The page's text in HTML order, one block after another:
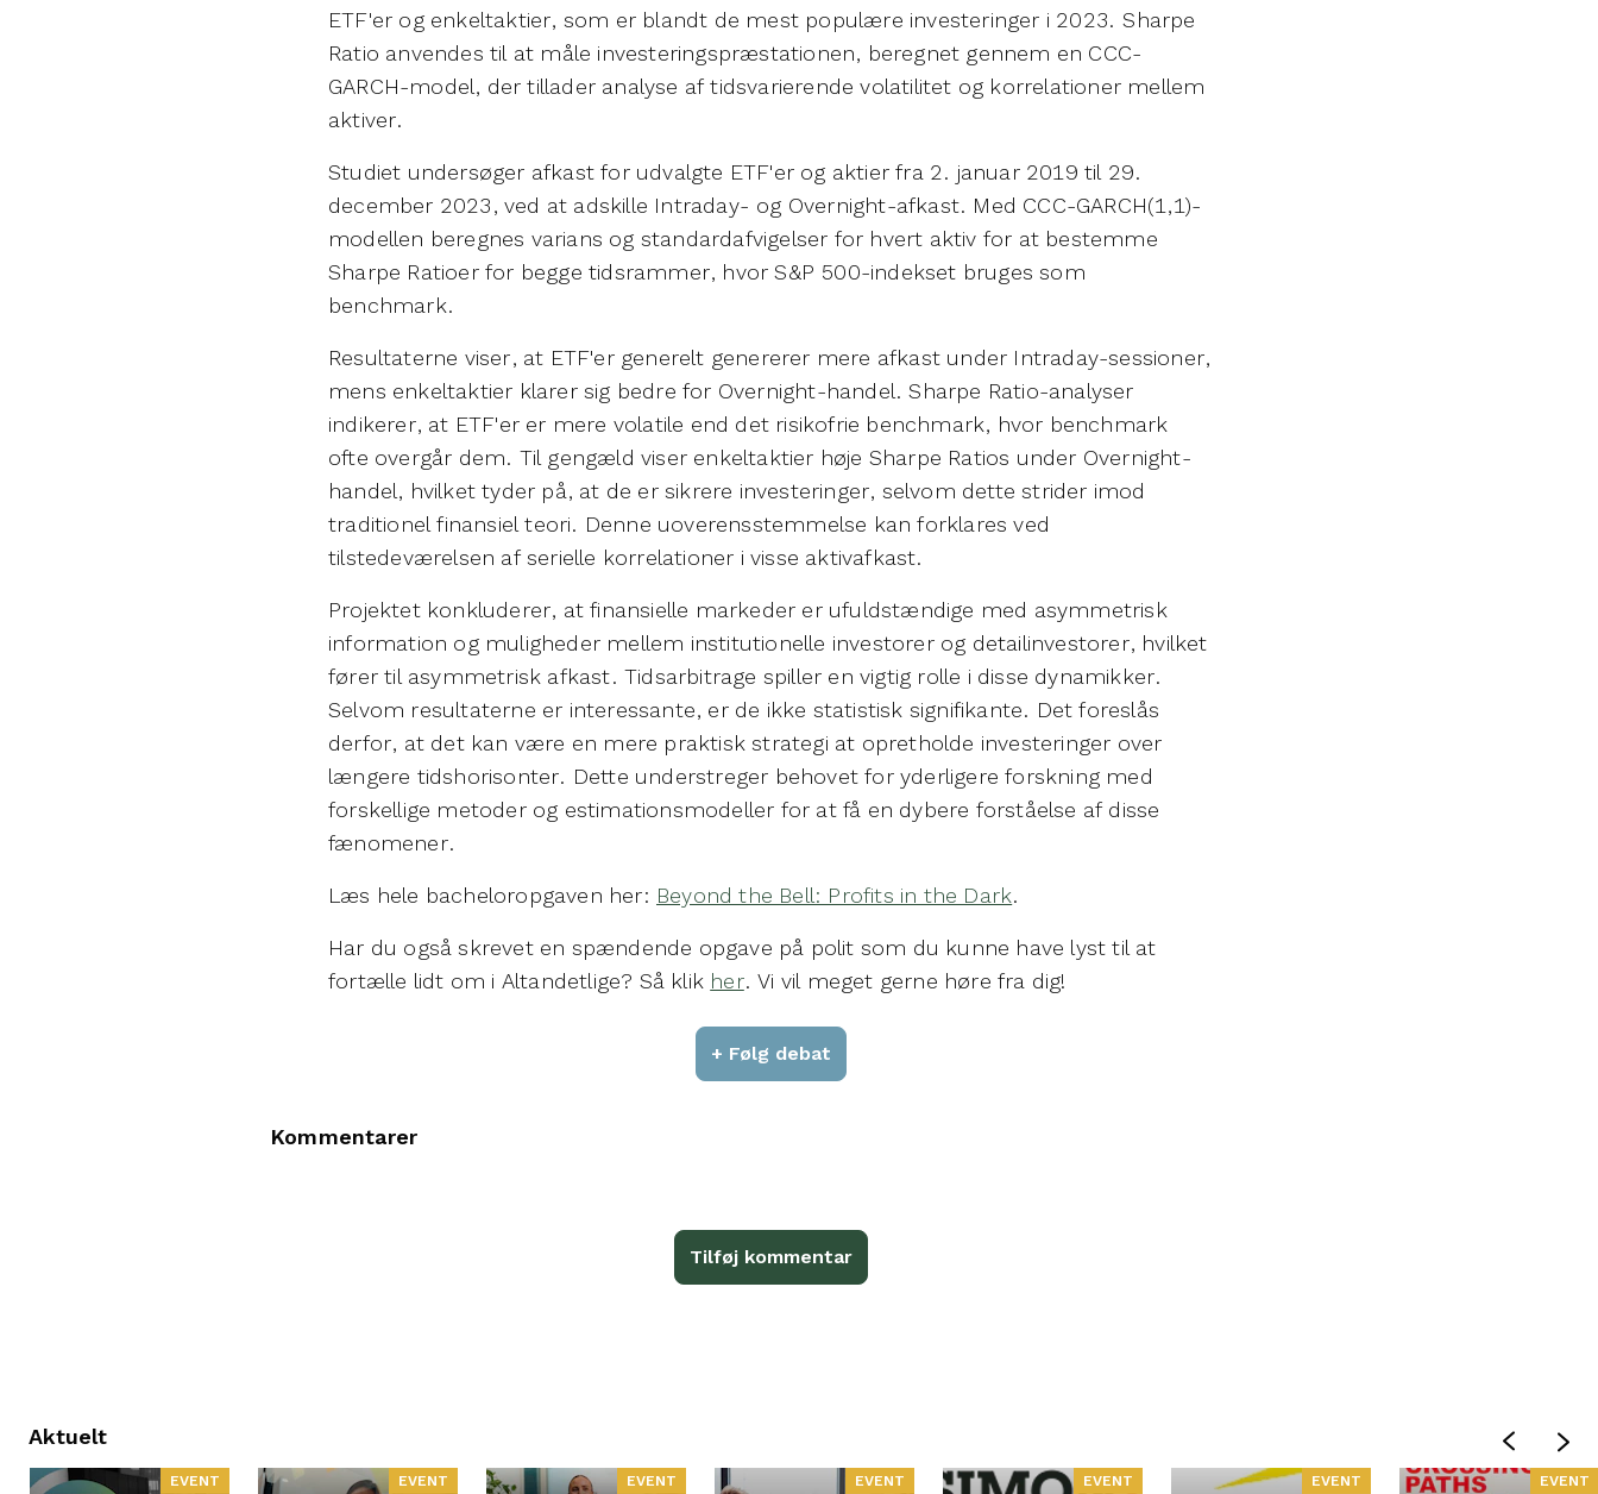
ETF'er og enkeltaktier, som er blandt de mest populære investeringer i 2023. Sharpe
Ratio anvendes til at måle investeringspræstationen, beregnet gennem en CCC-
GARCH-model, der tillader analyse af tidsvarierende volatilitet og korrelationer mellem
aktiver.
Studiet undersøger afkast for udvalgte ETF'er og aktier fra 2. januar 2019 til 29.
december 2023, ved at adskille Intraday- og Overnight-afkast. Med CCC-GARCH(1,1)-
modellen beregnes varians og standardafvigelser for hvert aktiv for at bestemme
Sharpe Ratioer for begge tidsrammer, hvor S&P 500-indekset bruges som
benchmark.
Resultaterne viser, at ETF'er generelt genererer mere afkast under Intraday-sessioner,
mens enkeltaktier klarer sig bedre for Overnight-handel. Sharpe Ratio-analyser
indikerer, at ETF'er er mere volatile end det risikofrie benchmark, hvor benchmark
ofte overgår dem. Til gengæld viser enkeltaktier høje Sharpe Ratios under Overnight-
handel, hvilket tyder på, at de er sikrere investeringer, selvom dette strider imod
traditionel finansiel teori. Denne uoverensstemmelse kan forklares ved
tilstedeværelsen af serielle korrelationer i visse aktivafkast.
Projektet konkluderer, at finansielle markeder er ufuldstændige med asymmetrisk
information og muligheder mellem institutionelle investorer og detailinvestorer, hvilket
fører til asymmetrisk afkast. Tidsarbitrage spiller en vigtig rolle i disse dynamikker.
Selvom resultaterne er interessante, er de ikke statistisk signifikante. Det foreslås
derfor, at det kan være en mere praktisk strategi at opretholde investeringer over
længere tidshorisonter. Dette understreger behovet for yderligere forskning med
forskellige metoder og estimationsmodeller for at få en dybere forståelse af disse
fænomener.
Læs hele bacheloropgaven her: Beyond the Bell: Profits in the Dark.
Har du også skrevet en spændende opgave på polit som du kunne have lyst til at
fortælle lidt om i Altandetlige? Så klik her. Vi vil meget gerne høre fra dig!
+ Følg debat
Kommentarer
Tilføj kommentar
Aktuelt
EVENT EVENT EVENT EVENT EVENT EVENT EVENT